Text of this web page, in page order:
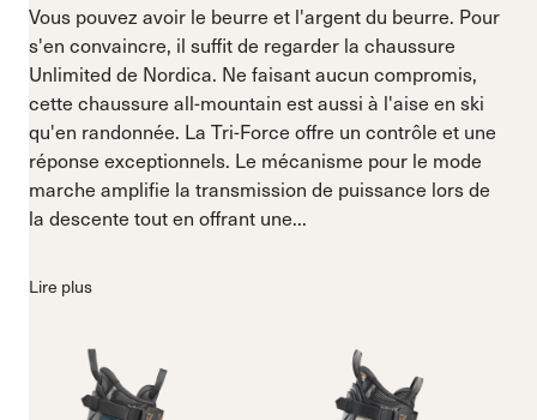
Vous pouvez avoir le beurre et l'argent du beurre. Pour
s'en convaincre, il suffit de regarder la chaussure
Unlimited de Nordica. Ne faisant aucun compromis,
cette chaussure all-mountain est aussi à l'aise en ski
qu'en randonnée. La Tri-Force offre un contrôle et une
réponse exceptionnels. Le mécanisme pour le mode
marche amplifie la transmission de puissance lors de
la descente tout en offrant une...
Lire plus